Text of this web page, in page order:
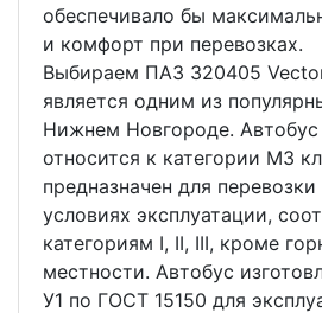
обеспечивало бы
и комфорт при перевозках.
Выбираем ПАЗ 320405
является одним из
Нижнем Новгороде.
относится к категории М3
предназначен для
условиях эксплуатации,
категориям I, II, III, кроме
местности. Автобус
У1 по ГОСТ 15150 для